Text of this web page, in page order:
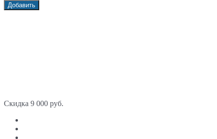
Добавить
Скидка 9 000 руб.